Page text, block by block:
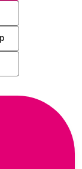
neuen Tab